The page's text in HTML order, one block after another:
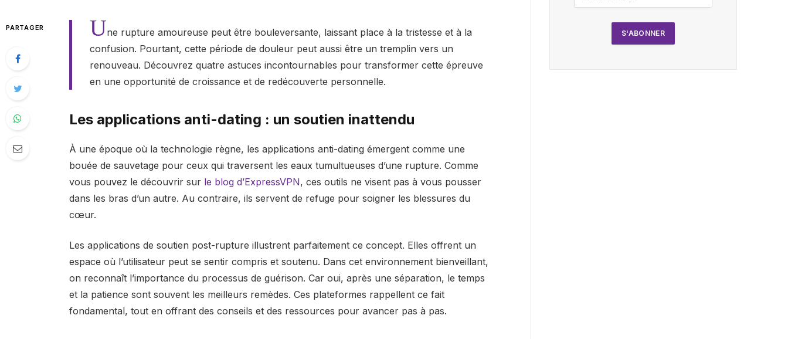
PARTAGER Une rupture amoureuse peut être bouleversante, laissant place à la tristesse et à la
confusion. Pourtant, cette période de douleur peut aussi être un tremplin vers un
renouveau. Découvrez quatre astuces incontournables pour transformer cette épreuve
en une opportunité de croissance et de redécouverte personnelle.
Les applications anti-dating : un soutien inattendu
À une époque où la technologie règne, les applications anti-dating émergent comme une
bouée de sauvetage pour ceux qui traversent les eaux tumultueuses d’une rupture. Comme
vous pouvez le découvrir sur le blog d’ExpressVPN, ces outils ne visent pas à vous pousser
dans les bras d’un autre. Au contraire, ils servent de refuge pour soigner les blessures du
cœur.
Les applications de soutien post-rupture illustrent parfaitement ce concept. Elles offrent un
espace où l’utilisateur peut se sentir compris et soutenu. Dans cet environnement bienveillant,
on reconnaît l’importance du processus de guérison. Car oui, après une séparation, le temps
et la patience sont souvent les meilleurs remèdes. Ces plateformes rappellent ce fait
fondamental, tout en offrant des conseils et des ressources pour avancer pas à pas.